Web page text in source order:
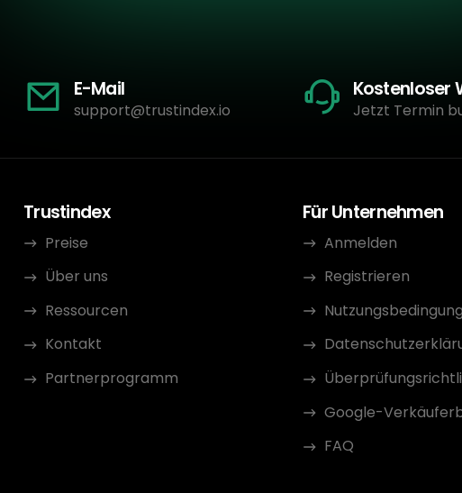
E-Mail
support@trustindex.io
Kostenloser
Jetzt Termin
Trustindex
Preise
Über uns
Ressourcen
Kontakt
Partnerprogramm
Für Unternehmen
Anmelden
Registrieren
Google-
FAQ